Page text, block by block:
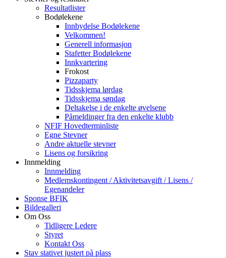
Resultatlister
Bodølekene
Innbydelse Bodølekene
Velkommen!
Generell informasjon
Stafetter Bodølekene
Innkvartering
Frokost
Pizzaparty
Tidsskjema lørdag
Tidsskjema søndag
Deltakelse i de enkelte øvelsene
Påmeldinger fra den enkelte klubb
NFIF Hovedterminliste
Egne Stevner
Andre aktuelle stevner
Lisens og forsikring
Innmelding
Innmelding
Medlemskontingent / Aktivitetsavgift / Lisens /
Egenandeler
Sponse BFIK
Bildegalleri
Om Oss
Tidligere Ledere
Styret
Kontakt Oss
Stav stativet justert på plass